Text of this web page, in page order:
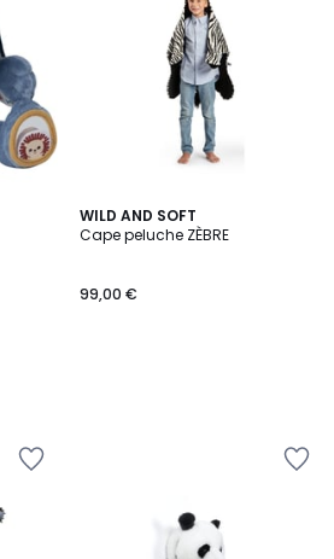
WILD AND SOFT
Cape peluche ZÈBRE
99,00 €